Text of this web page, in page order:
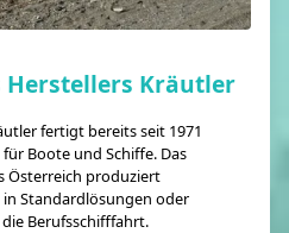
Herstellers Kräutler
fertigt bereits seit 1971
Boote und Schiffe. Das
Österreich produziert
Standardlösungen oder
Berufsschifffahrt.